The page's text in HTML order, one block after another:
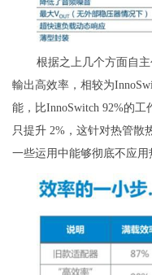
根据之上几个方面自
輸出高效率，相较为
能，比InnoSwitch 92%的
只提升 2%，这针对热管散
一些运用中能够彻底不应用